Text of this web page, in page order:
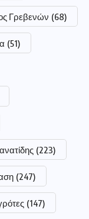
Γρεβενών (68)
(51)
(223)
(247)
(147)